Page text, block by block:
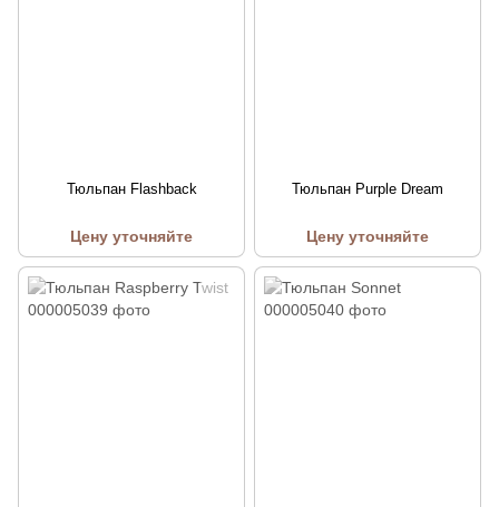
Тюльпан Flashback
Цену уточняйте
Тюльпан Purple Dream
Цену уточняйте